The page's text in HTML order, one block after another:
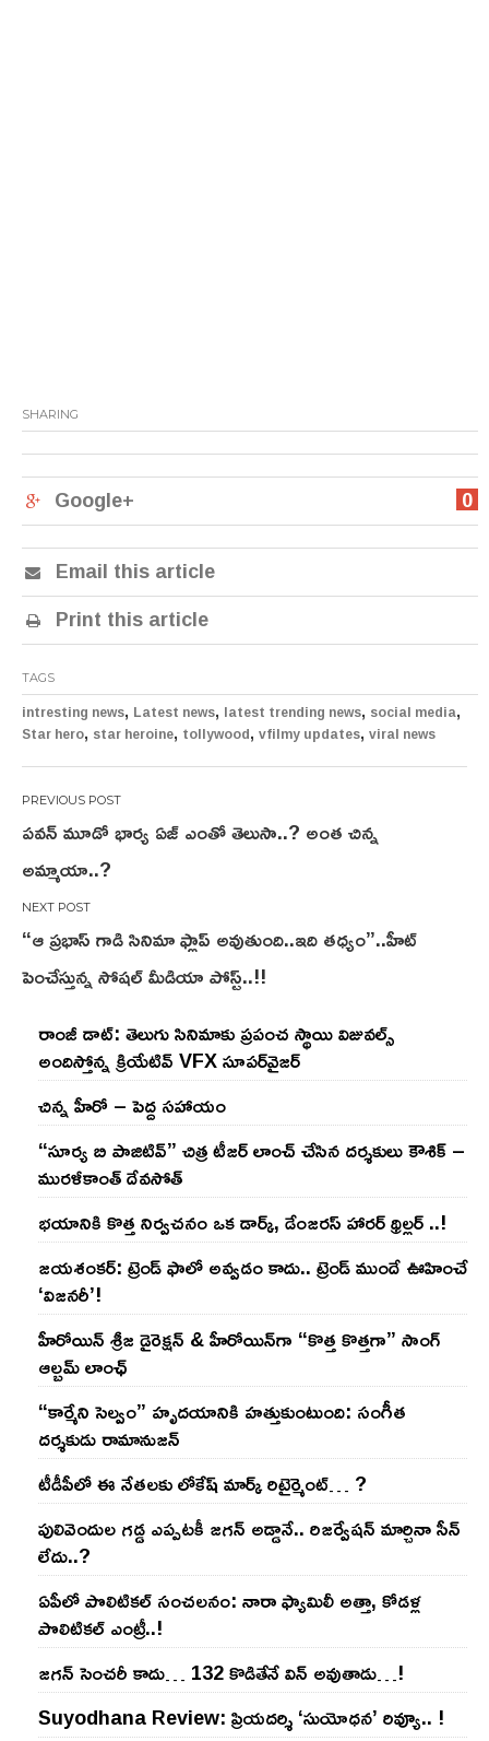
SHARING
0
Google+
Email this article
Print this article
TAGS
intresting news, Latest news, latest trending news, social media,
Star hero, star heroine, tollywood, vfilmy updates, viral news
Post
navigation
పవన్ మూడో భార్య ఏజ్ ఎంతో తెలుసా..? అంత చిన్న
అమ్మాయా..?
“ఆ ప్రభాస్ గాడి సినిమా ఫ్లాప్ అవుతుంది..ఇది తధ్యం”..హీట్
పెంచేస్తున్న సోషల్ మీడియా పోస్ట్..!!
రాంజీ డాట్: తెలుగు సినిమాకు ప్రపంచ స్థాయి విజువల్స్
అందిస్తోన్న క్రియేటివ్ VFX సూపర్‌వైజర్
చిన్న హీరో – పెద్ద సహాయం
“సూర్య బి పాజిటివ్” చిత్ర టీజర్ లాంచ్ చేసిన‌ దర్శకులు కౌశిక్ –
మురళీకాంత్ దేవసోత్
భయానికి కొత్త నిర్వచనం ఒక డార్క్, డేంజరస్ హారర్ థ్రిల్లర్ ..!
జయశంకర్: ట్రెండ్‌ ఫాలో అవ్వడం కాదు.. ట్రెండ్‌ ముందే ఊహించే
‘విజనరీ’!
హీరోయిన్ శ్రీజ డైరెక్ష‌న్ & హీరోయిన్‌గా “కొత్త కొత్తగా” సాంగ్
ఆల్బమ్ లాంఛ్
“కార్మేని సెల్వం” హృదయానికి హత్తుకుంటుంది: సంగీత
దర్శకుడు రామానుజన్
టీడీపీలో ఈ నేత‌ల‌కు లోకేష్ మార్క్ రిటైర్మెంట్‌… ?
పులివెందుల గ‌డ్డ ఎప్ప‌ట‌కీ జ‌గ‌న్ అడ్డానే.. రిజ‌ర్వేష‌న్ మార్చినా సీన్
లేదు..?
ఏపీలో పొలిటిక‌ల్ సంచ‌ల‌నం: నారా ఫ్యామిలీ అత్తా, కోడ‌ళ్ల
పొలిటికల్ ఎంట్రీ..!
జ‌గ‌న్ సెంచ‌రీ కాదు… 132 కొడితేనే విన్ అవుతాడు…!
Suyodhana Review: ప్రియదర్శి ‘సుయోధన’ రివ్యూ.. !